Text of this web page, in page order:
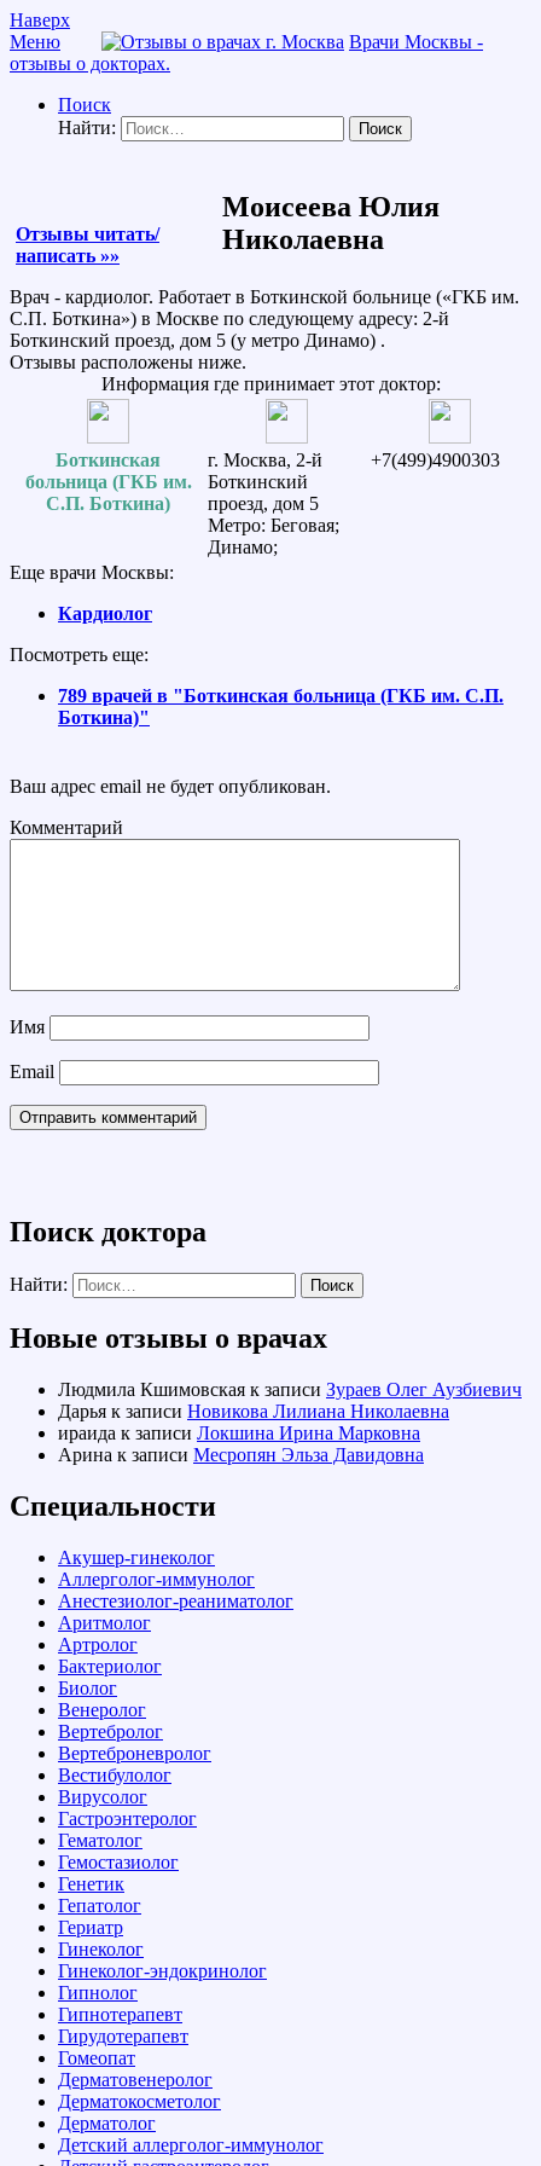
Наверх
Меню
Врачи Москвы -
отзывы о докторах.
Поиск
Найти:
Отзывы читать/
написать »»
Моисеева Юлия
Николаевна
Врач - кардиолог. Работает в Боткинской больнице («ГКБ им.
С.П. Боткина») в Москве по следующему адресу: 2-й
Боткинский проезд, дом 5 (у метро Динамо) .
Отзывы расположены ниже.
Информация где принимает этот доктор:
Боткинская
больница (ГКБ им.
С.П. Боткина)
г. Москва, 2-й
Боткинский
проезд, дом 5
Метро: Беговая;
Динамо;
+7(499)4900303
Еще врачи Москвы:
Кардиолог
Посмотреть еще:
789 врачей в "Боткинская больница (ГКБ им. С.П.
Боткина)"
Ваш адрес email не будет опубликован.
Комментарий
Имя
Email
Поиск доктора
Найти:
Новые отзывы о врачах
Людмила Кшимовская к записи Зураев Олег Аузбиевич
Дарья к записи Новикова Лилиана Николаевна
ираида к записи Локшина Ирина Марковна
Арина к записи Месропян Эльза Давидовна
Специальности
Акушер-гинеколог
Аллерголог-иммунолог
Анестезиолог-реаниматолог
Аритмолог
Артролог
Бактериолог
Биолог
Венеролог
Вертебролог
Вертеброневролог
Вестибулолог
Вирусолог
Гастроэнтеролог
Гематолог
Гемостазиолог
Генетик
Гепатолог
Гериатр
Гинеколог
Гинеколог-эндокринолог
Гипнолог
Гипнотерапевт
Гирудотерапевт
Гомеопат
Дерматовенеролог
Дерматокосметолог
Дерматолог
Детский аллерголог-иммунолог